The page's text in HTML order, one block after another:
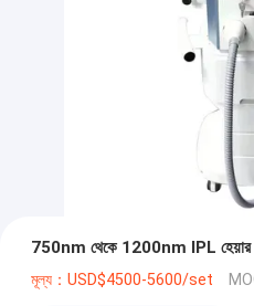
750nm থেকে 1200nm IPL হেয়ার
মূল্য：USD$4500-5600/set